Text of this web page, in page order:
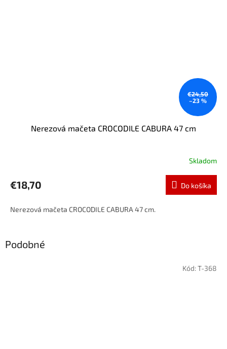
€24,50
–23 %
Nerezová mačeta CROCODILE CABURA 47 cm
Skladom
€18,70 Do košíka
Nerezová mačeta CROCODILE CABURA 47 cm.
Podobné
Kód:T-368